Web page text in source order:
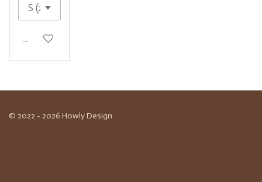
In winkelwagen
© 2022 - 2026 Howly Design